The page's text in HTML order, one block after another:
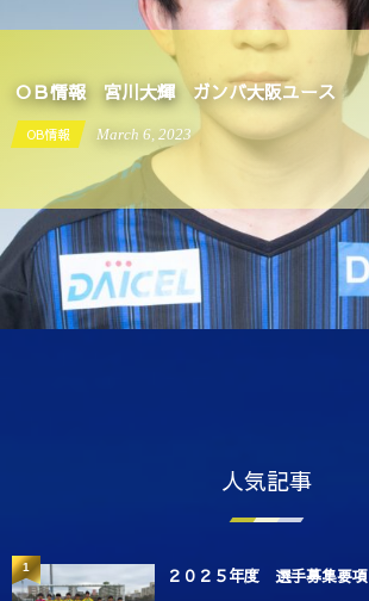
ＯＢ情報 宮川大輝 ガンバ大阪ユース
OB情報 March 6, 2023
人気記事
２０２５年度 選手募集要項
1